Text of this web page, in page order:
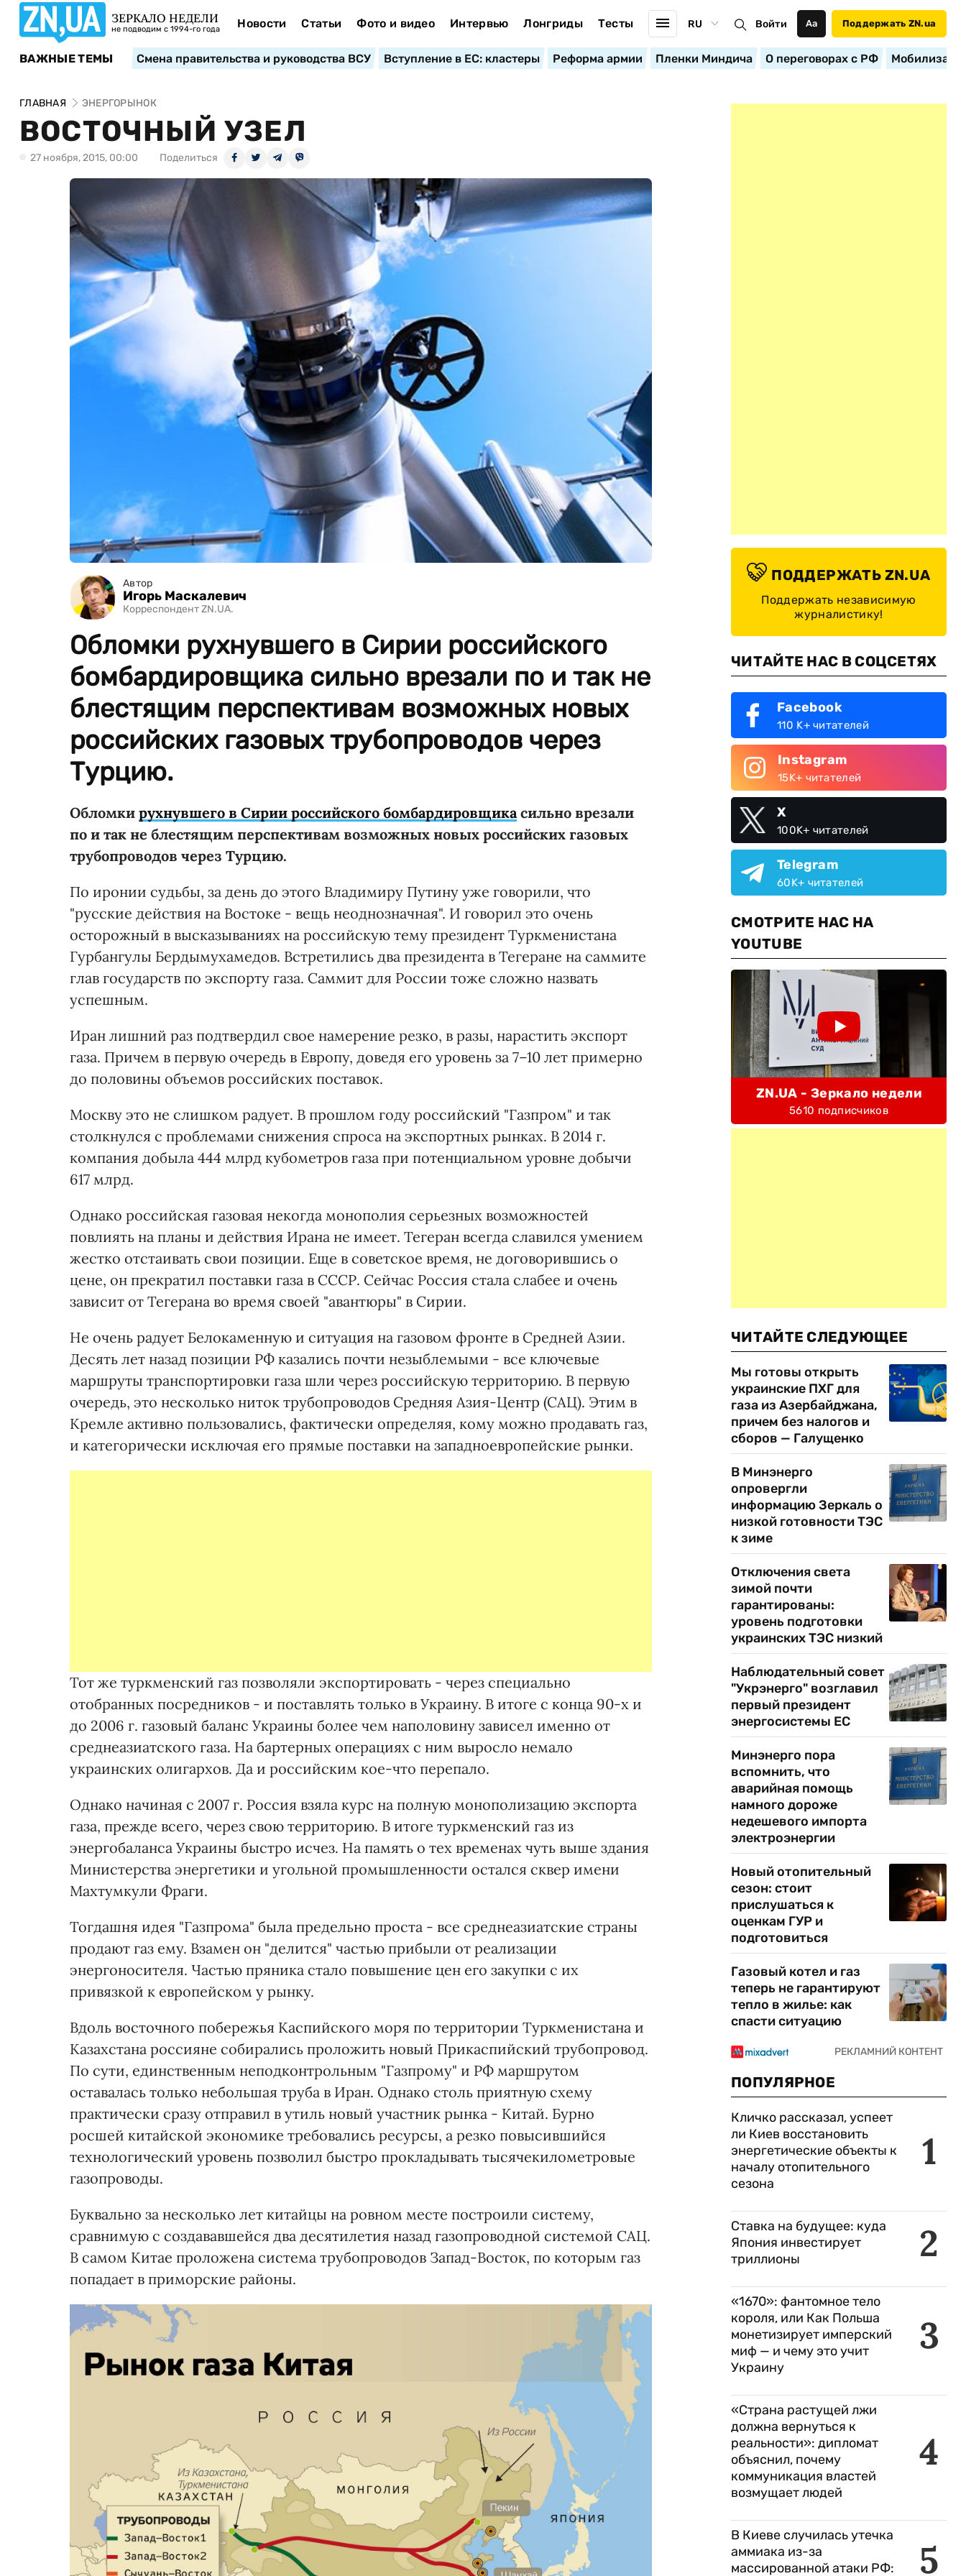
ЗЕРКАЛО НЕДЕЛИ
не подводим с 1994-го года Новости Статьи Фото и видео Интервью Лонгриды Тесты RU Войти Аа Поддержать ZN.ua
ВАЖНЫЕ ТЕМЫ Смена правительства и руководства ВСУ Вступление в ЕС: кластеры Реформа армии Пленки Миндича О переговорах с РФ
ГЛАВНАЯ ЭНЕРГОРЫНОК
ВОСТОЧНЫЙ УЗЕЛ
27 ноября, 2015, 00:00 Поделиться
Автор
Игорь Маскалевич
Корреспондент ZN.UA.
Обломки рухнувшего в Сирии российского
бомбардировщика сильно врезали по и так не
блестящим перспективам возможных новых
российских газовых трубопроводов через
Турцию.
Обломки рухнувшего в Сирии российского бомбардировщика сильно врезали
по и так не блестящим перспективам возможных новых российских газовых
трубопроводов через Турцию.
По иронии судьбы, за день до этого Владимиру Путину уже говорили, что
"русские действия на Востоке - вещь неоднозначная". И говорил это очень
осторожный в высказываниях на российскую тему президент Туркменистана
Гурбангулы Бердымухамедов. Встретились два президента в Тегеране на саммите
глав государств по экспорту газа. Саммит для России тоже сложно назвать
успешным.
Иран лишний раз подтвердил свое намерение резко, в разы, нарастить экспорт
газа. Причем в первую очередь в Европу, доведя его уровень за 7–10 лет примерно
до половины объемов российских поставок.
Москву это не слишком радует. В прошлом году российский "Газпром" и так
столкнулся с проблемами снижения спроса на экспортных рынках. В 2014 г.
компания добыла 444 млрд кубометров газа при потенциальном уровне добычи
617 млрд.
Однако российская газовая некогда монополия серьезных возможностей
повлиять на планы и действия Ирана не имеет. Тегеран всегда славился умением
жестко отстаивать свои позиции. Еще в советское время, не договорившись о
цене, он прекратил поставки газа в СССР. Сейчас Россия стала слабее и очень
зависит от Тегерана во время своей "авантюры" в Сирии.
Не очень радует Белокаменную и ситуация на газовом фронте в Средней Азии.
Десять лет назад позиции РФ казались почти незыблемыми - все ключевые
маршруты транспортировки газа шли через российскую территорию. В первую
очередь, это несколько ниток трубопроводов Средняя Азия-Центр (САЦ). Этим в
Кремле активно пользовались, фактически определяя, кому можно продавать газ,
и категорически исключая его прямые поставки на западноевропейские рынки.
Тот же туркменский газ позволяли экспортировать - через специально
отобранных посредников - и поставлять только в Украину. В итоге с конца 90-х и
до 2006 г. газовый баланс Украины более чем наполовину зависел именно от
среднеазиатского газа. На бартерных операциях с ним выросло немало
украинских олигархов. Да и российским кое-что перепало.
Однако начиная с 2007 г. Россия взяла курс на полную монополизацию экспорта
газа, прежде всего, через свою территорию. В итоге туркменский газ из
энергобаланса Украины быстро исчез. На память о тех временах чуть выше здания
Министерства энергетики и угольной промышленности остался сквер имени
Махтумкули Фраги.
Тогдашня идея "Газпрома" была предельно проста - все среднеазиатские страны
продают газ ему. Взамен он "делится" частью прибыли от реализации
энергоносителя. Частью пряника стало повышение цен его закупки с их
привязкой к европейском у рынку.
Вдоль восточного побережья Каспийского моря по территории Туркменистана и
Казахстана россияне собирались проложить новый Прикаспийский трубопровод.
По сути, единственным неподконтрольным "Газпрому" и РФ маршрутом
оставалась только небольшая труба в Иран. Однако столь приятную схему
практически сразу отправил в утиль новый участник рынка - Китай. Бурно
росшей китайской экономике требовались ресурсы, а резко повысившийся
технологический уровень позволил быстро прокладывать тысячекилометровые
газопроводы.
Буквально за несколько лет китайцы на ровном месте построили систему,
сравнимую с создававшейся два десятилетия назад газопроводной системой САЦ.
В самом Китае проложена система трубопроводов Запад-Восток, по которым газ
попадает в приморские районы.
ПОДДЕРЖАТЬ ZN.UA
Поддержать независимую
журналистику!
ЧИТАЙТЕ НАС В СОЦСЕТЯХ
Facebook
110 K+ читателей
Instagram
15K+ читателей
X
100K+ читателей
Telegram
60K+ читателей
СМОТРИТЕ НАС НА
YOUTUBE
ZN.UA - Зеркало недели
5610 подписчиков
ЧИТАЙТЕ СЛЕДУЮЩЕЕ
Мы готовы открыть
украинские ПХГ для
газа из Азербайджана,
причем без налогов и
сборов — Галущенко
В Минэнерго
опровергли
информацию Зеркаль о
низкой готовности ТЭС
к зиме
Отключения света
зимой почти
гарантированы:
уровень подготовки
украинских ТЭС низкий
Наблюдательный совет
"Укрэнерго" возглавил
первый президент
энергосистемы ЕС
Минэнерго пора
вспомнить, что
аварийная помощь
намного дороже
недешевого импорта
электроэнергии
Новый отопительный
сезон: стоит
прислушаться к
оценкам ГУР и
подготовиться
Газовый котел и газ
теперь не гарантируют
тепло в жилье: как
спасти ситуацию
ПОПУЛЯРНОЕ
1
Кличко рассказал, успеет
ли Киев восстановить
энергетические объекты к
началу отопительного
сезона
2
Ставка на будущее: куда
Япония инвестирует
триллионы
3
«1670»: фантомное тело
короля, или Как Польша
монетизирует имперский
миф — и чему это учит
Украину
4
«Страна растущей лжи
должна вернуться к
реальности»: дипломат
объяснил, почему
коммуникация властей
возмущает людей
5
В Киеве случилась утечка
аммиака из-за
массированной атаки РФ: